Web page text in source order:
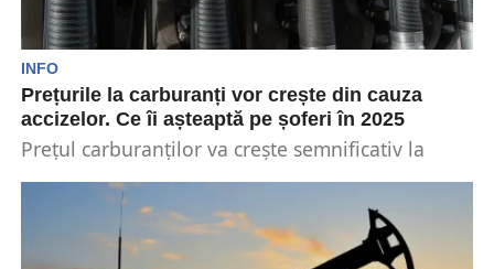
INFO
Prețurile la carburanți vor crește din cauza
accizelor. Ce îi așteaptă pe șoferi în 2025
Prețul carburanților va crește semnificativ la
accizelor. Benzina se...